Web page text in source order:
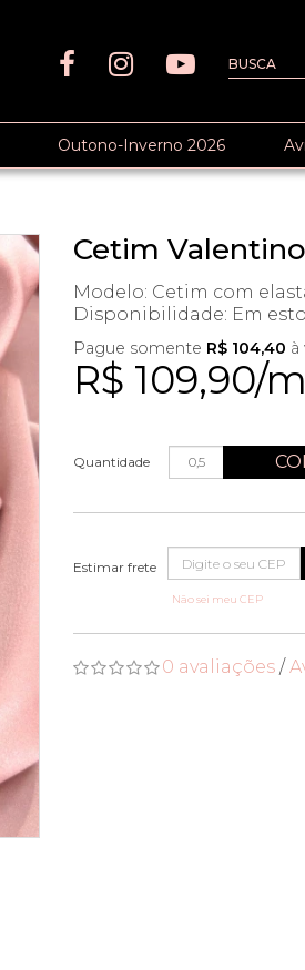
Outono-Inverno 2026
Cetim
Modelo: Cetim com
Disponibilidade: Em
R$ 109,90/m
Pague somente R$ 104,40 à
Quantidade
Não sei meu CEP
0 avaliações /